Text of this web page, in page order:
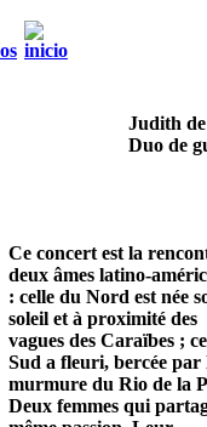
Judith
Duo de
Ce concert est la
deux âmes latino-
: celle du Nord est née
soleil et à proximité des
vagues des Caraïbes ;
Sud a fleuri, bercée par
murmure du Rio de la
Deux femmes qui